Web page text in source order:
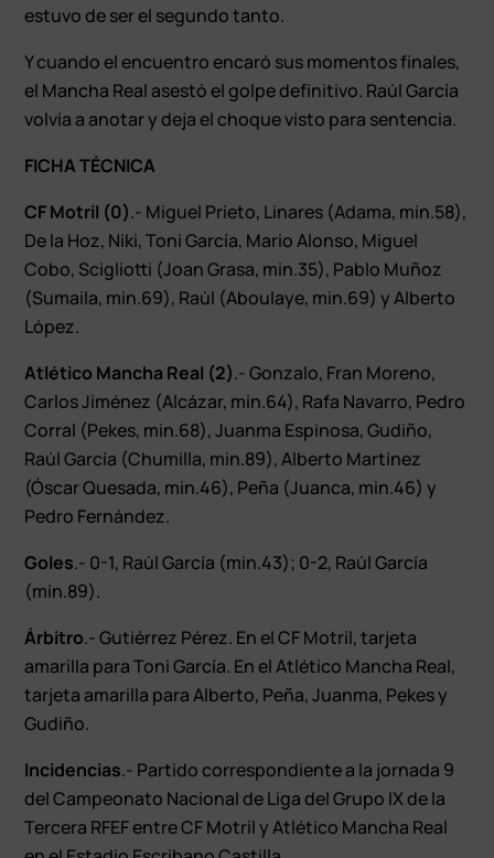
estuvo de ser el segundo tanto.
Y cuando el encuentro encaró sus momentos finales,
el Mancha Real asestó el golpe definitivo. Raúl García
volvía a anotar y deja el choque visto para sentencia.
FICHA TÉCNICA
CF Motril (0).- Miguel Prieto, Linares (Adama, min.58),
De la Hoz, Niki, Toni García, Mario Alonso, Miguel
Cobo, Scigliotti (Joan Grasa, min.35), Pablo Muñoz
(Sumaila, min.69), Raúl (Aboulaye, min.69) y Alberto
López.
Atlético Mancha Real (2).- Gonzalo, Fran Moreno,
Carlos Jiménez (Alcázar, min.64), Rafa Navarro, Pedro
Corral (Pekes, min.68), Juanma Espinosa, Gudiño,
Raúl García (Chumilla, min.89), Alberto Martínez
(Óscar Quesada, min.46), Peña (Juanca, min.46) y
Pedro Fernández.
Goles.- 0-1, Raúl García (min.43); 0-2, Raúl García
(min.89).
Árbitro.- Gutiérrez Pérez. En el CF Motril, tarjeta
amarilla para Toni García. En el Atlético Mancha Real,
tarjeta amarilla para Alberto, Peña, Juanma, Pekes y
Gudiño.
Incidencias.- Partido correspondiente a la jornada 9
del Campeonato Nacional de Liga del Grupo IX de la
Tercera RFEF entre CF Motril y Atlético Mancha Real